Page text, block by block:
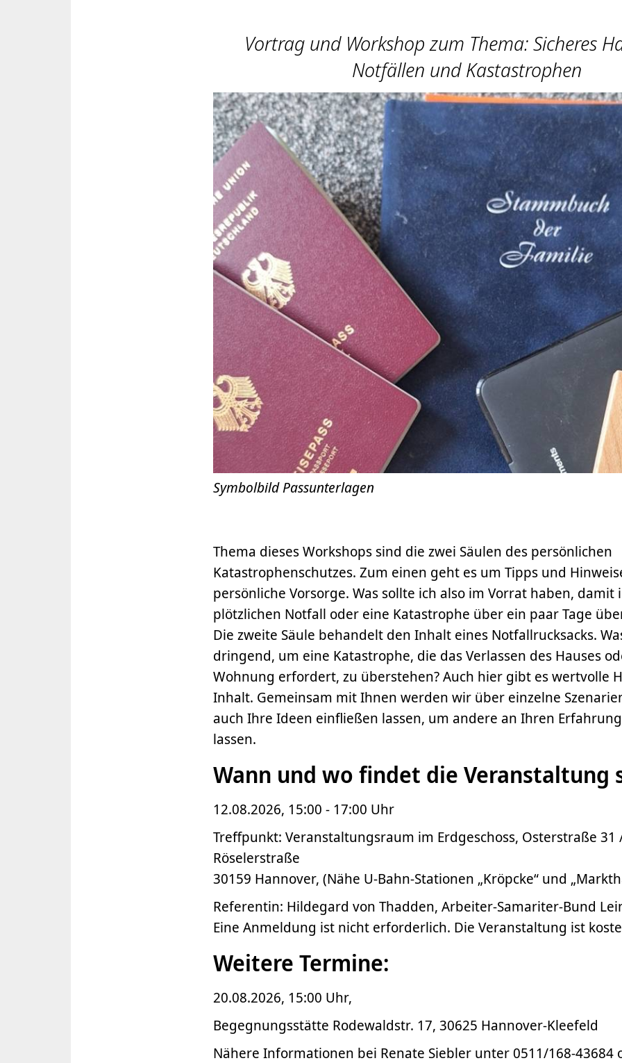
Vortrag und Workshop zum Thema: Sicheres
Notfällen und Kastastrophen
Symbolbild Passunterlagen
Thema dieses Workshops sind die zwei Säulen des persönlichen
Katastrophenschutzes. Zum einen geht es um Tipps und
persönliche Vorsorge. Was sollte ich also im Vorrat haben, damit
plötzlichen Notfall oder eine Katastrophe über ein paar Tage
Die zweite Säule behandelt den Inhalt eines Notfallrucksacks.
dringend, um eine Katastrophe, die das Verlassen des Hauses
Wohnung erfordert, zu überstehen? Auch hier gibt es wertvolle
Inhalt. Gemeinsam mit Ihnen werden wir über einzelne
auch Ihre Ideen einfließen lassen, um andere an Ihren
lassen.
Wann und wo findet die Veranstaltung
12.08.2026, 15:00 - 17:00 Uhr
Treffpunkt: Veranstaltungsraum im Erdgeschoss, Osterstraße 31
Röselerstraße
30159 Hannover, (Nähe U-Bahn-Stationen „Kröpcke“ und
Referentin: Hildegard von Thadden, Arbeiter-Samariter-Bund
Eine Anmeldung ist nicht erforderlich. Die Veranstaltung ist
Weitere Termine:
20.08.2026, 15:00 Uhr,
Begegnungsstätte Rodewaldstr. 17, 30625 Hannover-Kleefeld
Nähere Informationen bei Renate Siebler unter 0511/168-43684